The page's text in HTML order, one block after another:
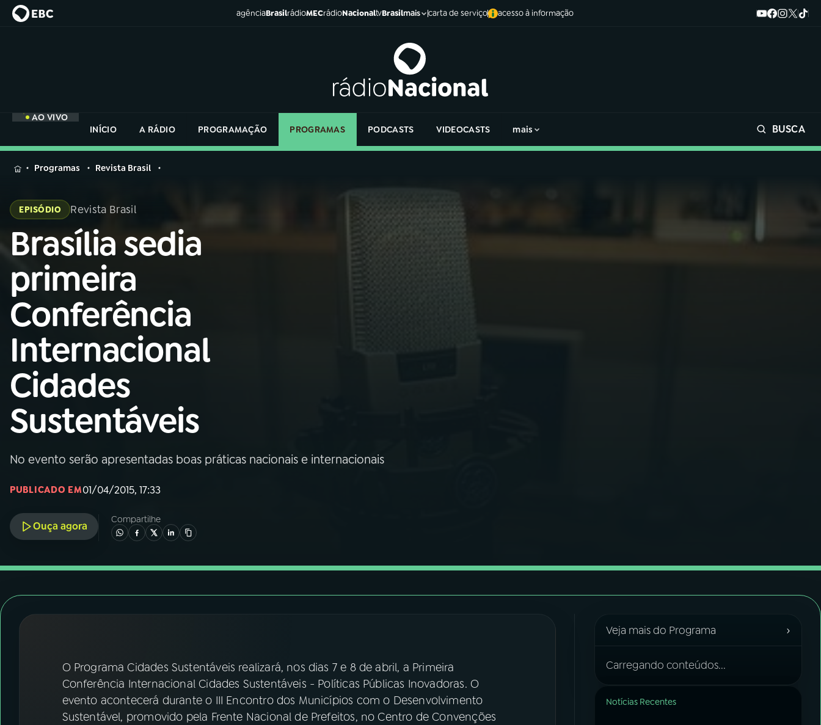
agênciaBrasilrádioMECrádioNacionaltvBrasilmais carta de serviço acesso à informação
AO VIVO
INÍCIO
A RÁDIO PROGRAMAÇÃO PROGRAMAS PODCASTS VIDEOCASTS mais BUSCA
MENU
Buscar
na
Rádio
Nacional
01INÍCIO
02A RÁDIO
03 PROGRAMAÇÃO
04 PROGRAMAS
Instagram X
na
Rádio
Programas Revista Brasil
EPISÓDIO Revista Brasil
Brasília sedia
primeira
Conferência
Internacional
Cidades
Sustentáveis
No evento serão apresentadas boas práticas nacionais e internacionais
PUBLICADO EM01/04/2015, 17:33
Ouça agora
Compartilhe
O Programa Cidades Sustentáveis realizará, nos dias 7 e 8 de abril, a Primeira
Conferência Internacional Cidades Sustentáveis - Políticas Públicas Inovadoras. O
evento acontecerá durante o III Encontro dos Municípios com o Desenvolvimento
Sustentável, promovido pela Frente Nacional de Prefeitos, no Centro de Convenções
Veja mais do Programa ›
Carregando conteúdos...
Notícias Recentes